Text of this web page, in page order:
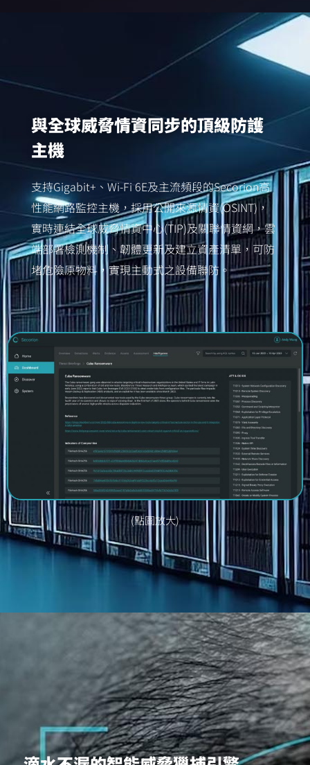
與全球威脅情資同步的頂級防護
主機
支持Gigabit+、Wi-Fi 6E及主流頻段的Secorion高
性能網路監控主機，採用公開來源情資(OSINT)，
實時連結全球威脅情資中心(TIP)及關聯情資網，雲
端部署檢測機制、韌體更新及建立資產清單，可防
堵危險原物料，實現主動式之設備聯防。
(點圖放大)